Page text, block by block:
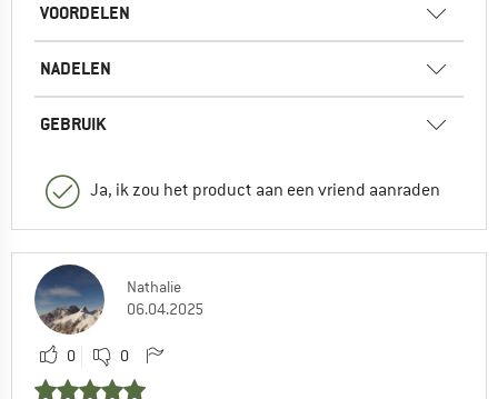
VOORDELEN
NADELEN
GEBRUIK
Ja, ik zou het product aan een vriend aanraden
Nathalie
06.04.2025
0 0